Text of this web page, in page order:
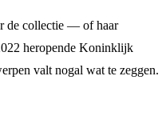
de collectie — of haar
heropende Koninklijk
valt nogal wat te zeggen.